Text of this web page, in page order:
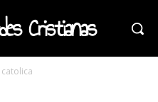
Cristianas